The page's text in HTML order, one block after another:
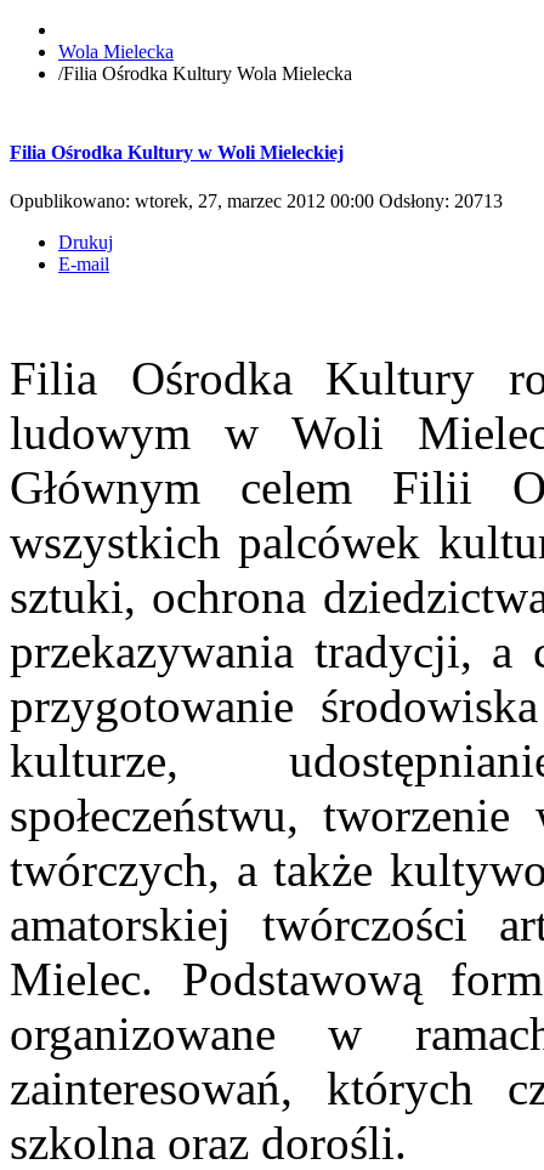
Wola Mielecka
/Filia Ośrodka Kultury Wola Mielecka
Filia Ośrodka Kultury w Woli Mieleckiej
Opublikowano: wtorek, 27, marzec 2012 00:00 Odsłony: 20713
Drukuj
E-mail
Filia Ośrodka Kultury
ludowym w Woli
Głównym celem Filii
wszystkich palcówek
sztuki, ochrona
przekazywania tradycji,
przygotowanie
kulturze,
społeczeństwu,
twórczych, a także
amatorskiej twórczości
Mielec. Podstawową
organizowane w
zainteresowań, których
szkolna oraz dorośli.